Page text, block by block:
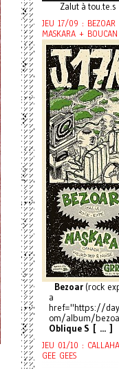
Zalut à
JEU 17/09 :
MASKARA + BOUCAN
Bezoar (rock
a
href="https://
om/album/
Oblique S [ ... ]
JEU 01/10 :
GEE GEES